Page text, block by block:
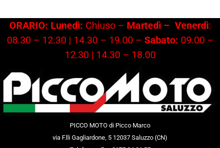
ORARIO: Lunedì: Chiuso – Martedì – Venerdì:
08.30 – 12.30 | 14.30 – 19.00 – Sabato: 09.00 –
12.30 | 14.30 – 18.00
PICCO MOTO di Picco Marco
via F.lli Gagliardone, 5 12037 Saluzzo (CN)